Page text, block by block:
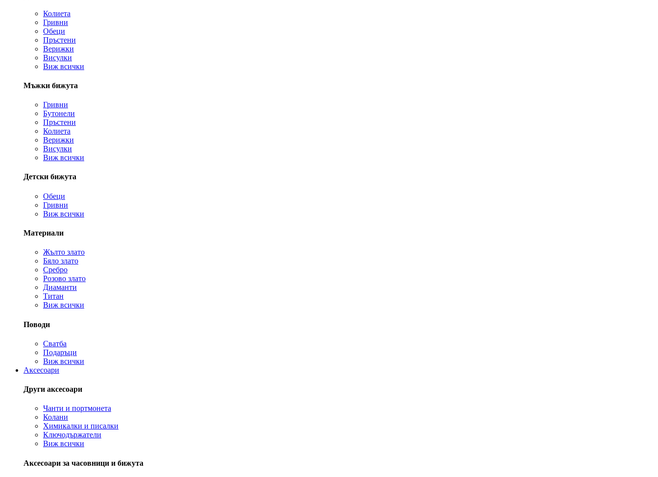
Колиета
Гривни
Обеци
Пръстени
Верижки
Висулки
Виж всички
Мъжки бижута
Гривни
Бутонели
Пръстени
Колиета
Верижки
Висулки
Виж всички
Детски бижута
Обеци
Гривни
Виж всички
Материали
Жълто злато
Бяло злато
Сребро
Розово злато
Диаманти
Титан
Виж всички
Поводи
Сватба
Подаръци
Виж всички
Аксесоари
Други аксесоари
Чанти и портмонета
Колани
Химикалки и писалки
Ключодържатели
Виж всички
Аксесоари за часовници и бижута